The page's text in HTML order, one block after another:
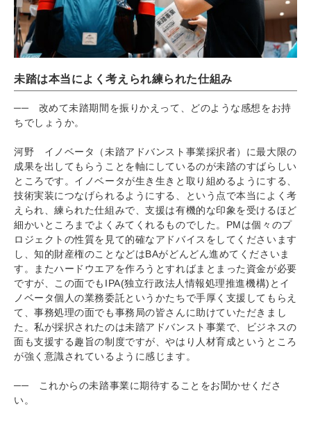
未踏は本当によく考えられ練られた仕組み
── 改めて未踏期間を振りかえって、どのような感想をお持
ちでしょうか。
河野 イノベータ（未踏アドバンスト事業採択者）に最大限の
成果を出してもらうことを軸にしているのが未踏のすばらしい
ところです。イノベータが生き生きと取り組めるようにする、
技術実装につなげられるようにする、という点で本当によく考
えられ、練られた仕組みで、支援は有機的な印象を受けるほど
細かいところまでよくみてくれるものでした。PMは個々のプ
ロジェクトの性質を見て的確なアドバイスをしてくださいます
し、知的財産権のことなどはBAがどんどん進めてくださいま
す。またハードウエアを作ろうとすればまとまった資金が必要
ですが、この面でもIPA(独立行政法人情報処理推進機構)とイ
ノベータ個人の業務委託というかたちで手厚く支援してもらえ
て、事務処理の面でも事務局の皆さんに助けていただきまし
た。私が採択されたのは未踏アドバンスト事業で、ビジネスの
面も支援する趣旨の制度ですが、やはり人材育成というところ
が強く意識されているように感じます。
── これからの未踏事業に期待することをお聞かせくださ
い。